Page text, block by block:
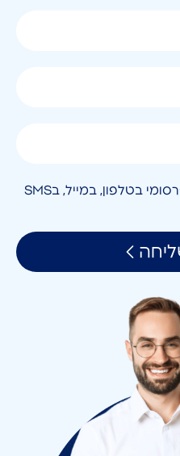
אני מאשר/ת קבלת חומר פרסומי בטלפון, במייל, בSMS